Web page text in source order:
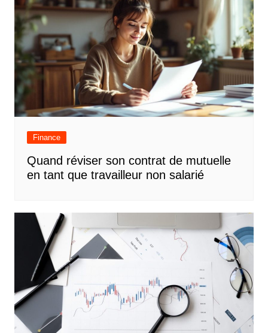
Finance
Quand réviser son contrat de mutuelle
en tant que travailleur non salarié